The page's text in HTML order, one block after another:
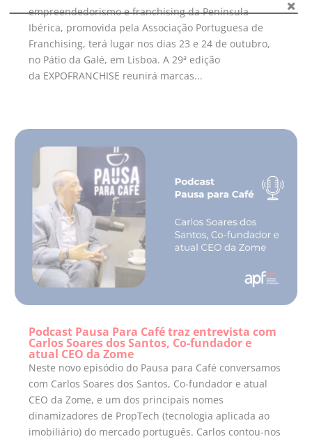
empreendedorismo e franchising da Península
Ibérica, promovida pela Associação Portuguesa de
Franchising, terá lugar nos dias 23 e 24 de outubro,
no Pátio da Galé, em Lisboa. A 29ª edição
da EXPOFRANCHISE reunirá marcas...
Podcast Pausa Para Café traz entrevista com
Carlos Soares dos Santos, Co-fundador e
atual CEO da Zome
Neste novo episódio do Pausa para Café conversamos
com Carlos Soares dos Santos, Co-fundador e atual
CEO da Zome, e um dos principais nomes
dinamizadores de PropTech (tecnologia aplicada ao
imobiliário) do mercado português. Carlos contou-nos